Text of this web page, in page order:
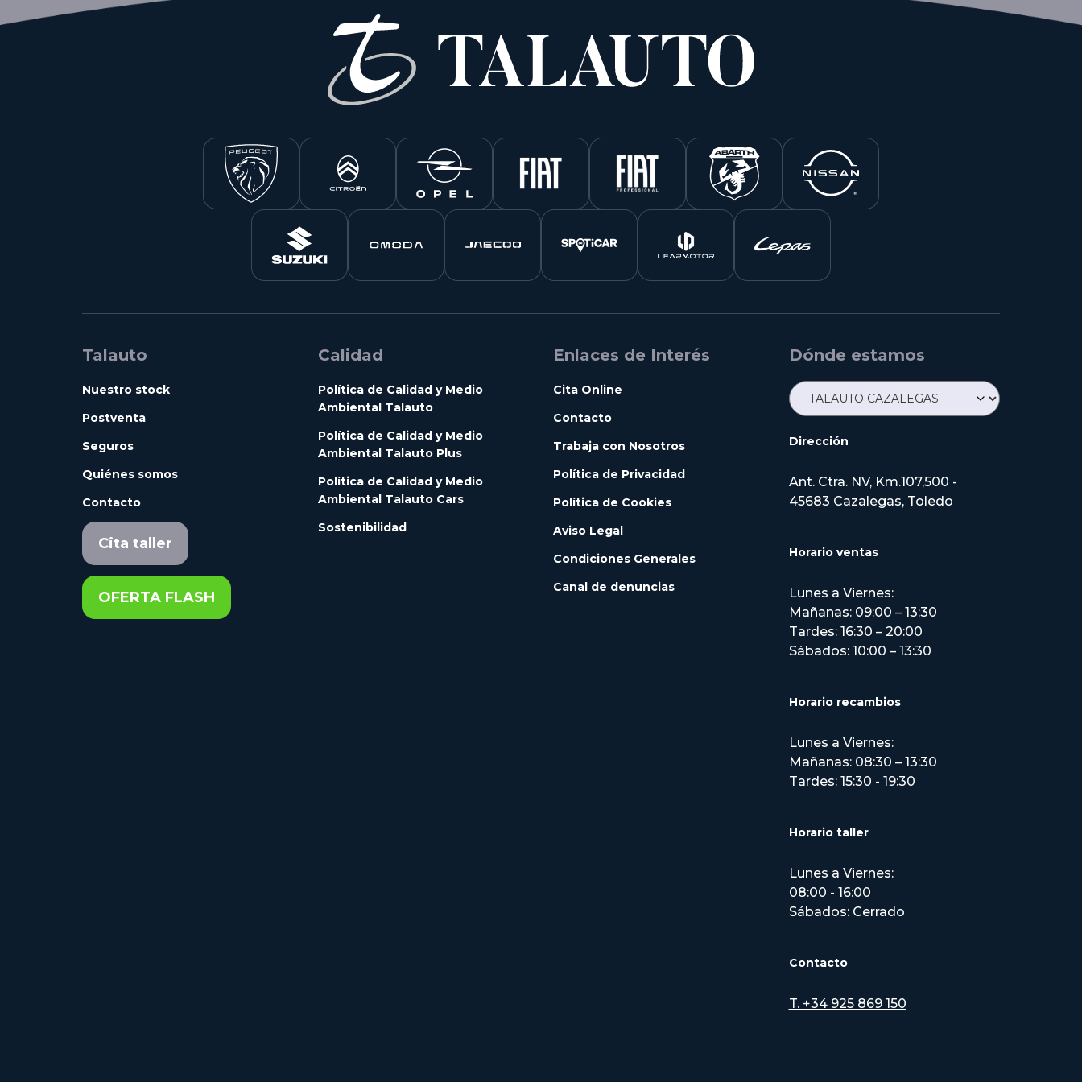
Talauto
Nuestro stock
Postventa
Seguros
Quiénes somos
Contacto
Cita taller
OFERTA FLASH
Calidad
Política de Calidad y Medio
Ambiental Talauto
Política de Calidad y Medio
Ambiental Talauto Plus
Política de Calidad y Medio
Ambiental Talauto Cars
Sostenibilidad
Enlaces de Interés
Cita Online
Contacto
Trabaja con Nosotros
Política de Privacidad
Política de Cookies
Aviso Legal
Condiciones Generales
Canal de denuncias
Dónde estamos
Dirección
Ant. Ctra. NV, Km.107,500 -
45683 Cazalegas, Toledo
Horario ventas
Lunes a Viernes:
Mañanas: 09:00 – 13:30
Tardes: 16:30 – 20:00
Sábados: 10:00 – 13:30
Horario recambios
Lunes a Viernes:
Mañanas: 08:30 – 13:30
Tardes: 15:30 - 19:30
Horario taller
Lunes a Viernes:
08:00 - 16:00
Sábados: Cerrado
Contacto
T. +34 925 869 150